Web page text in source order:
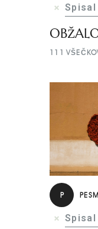
111
P